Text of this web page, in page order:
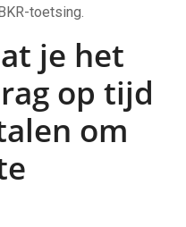
toetsing.
je het
op tijd
om